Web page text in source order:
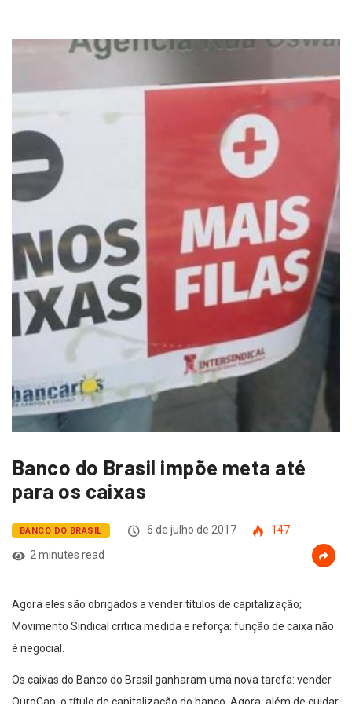
Banco do Brasil impõe meta até
para os caixas
BANCO DO BRASIL 6 de julho de 2017
147
2 minutes read
Agora eles são obrigados a vender títulos de capitalização;
Movimento Sindical critica medida e reforça: função de caixa não
é negocial.
Os caixas do Banco do Brasil ganharam uma nova tarefa: vender